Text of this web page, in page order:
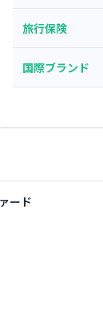
旅行保険
国際ブランド
ード